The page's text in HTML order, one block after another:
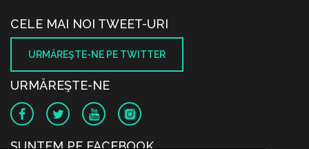
CELE MAI NOI TWEET-URI
URMĂREŞTE-NE PE TWITTER
URMĂREŞTE-NE
SUNTEM PE FACEBOOK